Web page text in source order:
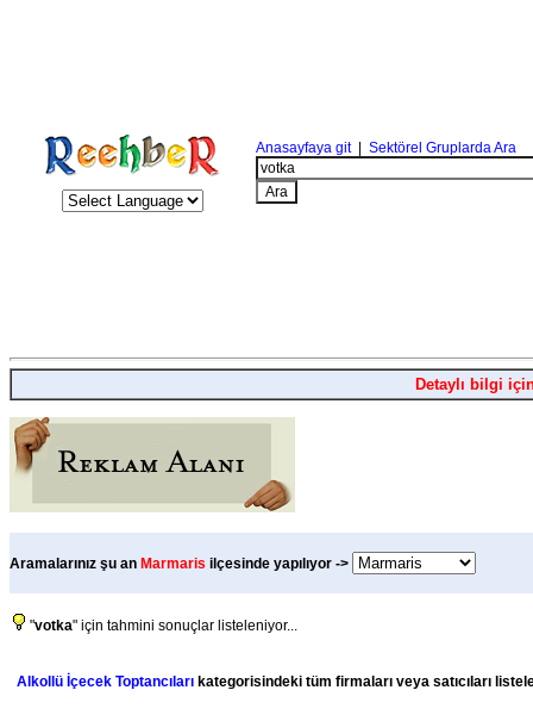
Anasayfaya git| Sektörel Gruplarda Ara
Detaylı bilgi
Aramalarınız şu an Marmaris ilçesinde yapılıyor ->
"votka" için tahmini sonuçlar listeleniyor...
Alkollü İçecek Toptancıları kategorisindeki tüm firmaları veya satıcıları